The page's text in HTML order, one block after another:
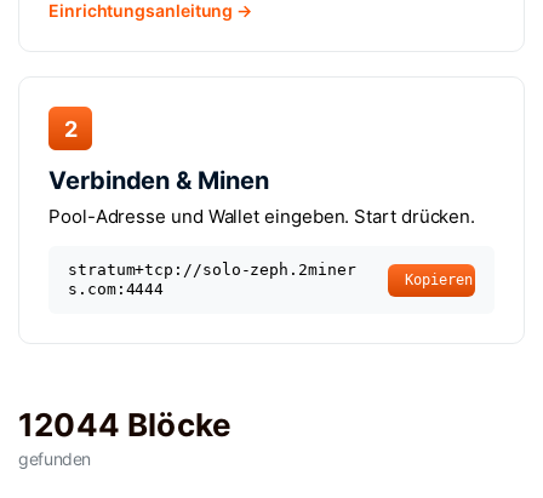
Einrichtungsanleitung →
2
Verbinden & Minen
Pool-Adresse und Wallet eingeben. Start drücken.
stratum+tcp://solo-zeph.2miner
s.com:4444
Kopieren
12044 Blöcke
gefunden